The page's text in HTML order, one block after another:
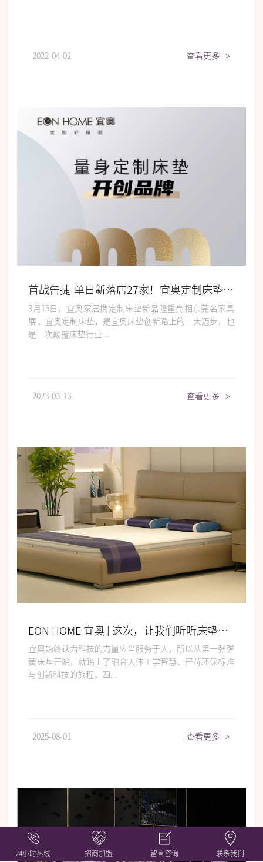
2022-04-02 查看更多 >
首战告捷-单日新落店27家！宜奥定制床垫火爆东莞名家具展
3月15日，宜奥家居携定制床垫新品隆重亮相东莞名家具
展。宜奥定制床垫，是宜奥床垫创新路上的一大迈步，也
是一次颠覆床垫行业...
2023-03-16 查看更多 >
EON HOME 宜奥 | 这次，让我们听听床垫的故事
宜奥始终认为科技的力量应当服务于人，所以从第一张弹
簧床垫开始，就踏上了融合人体工学智慧、严苛环保标准
与创新科技的旅程。四...
2025-08-01 查看更多 >
24小时热线 招商加盟 留言咨询 联系我们